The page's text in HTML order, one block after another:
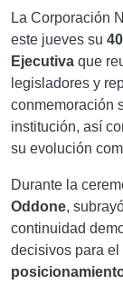
La Corporación
este jueves su
Ejecutiva que
legisladores y
conmemoración
institución, así
su evolución
Durante la
Oddone,
continuidad
decisivos para el